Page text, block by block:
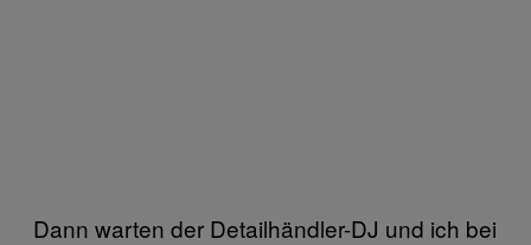
Dann warten der Detailhändler-DJ und ich bei